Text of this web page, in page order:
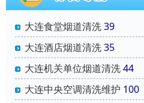
大连食堂烟道清洗39
大连酒店烟道清洗35
大连机关单位烟道清洗44
大连中央空调清洗维护 100